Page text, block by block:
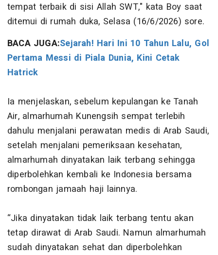
tempat terbaik di sisi Allah SWT," kata Boy saat
ditemui di rumah duka, Selasa (16/6/2026) sore.
BACA JUGA:Sejarah! Hari Ini 10 Tahun Lalu, Gol
Pertama Messi di Piala Dunia, Kini Cetak
Hatrick
Ia menjelaskan, sebelum kepulangan ke Tanah
Air, almarhumah Kunengsih sempat terlebih
dahulu menjalani perawatan medis di Arab Saudi,
setelah menjalani pemeriksaan kesehatan,
almarhumah dinyatakan laik terbang sehingga
diperbolehkan kembali ke Indonesia bersama
rombongan jamaah haji lainnya.
“Jika dinyatakan tidak laik terbang tentu akan
tetap dirawat di Arab Saudi. Namun almarhumah
sudah dinyatakan sehat dan diperbolehkan